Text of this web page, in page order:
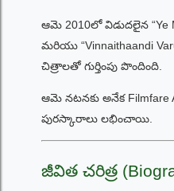
ఆమె 2010లో విడుదలైన “Ye
మరియు “Vinnaithaandi
చిత్రాలతో గుర్తింపు పొందింది.
ఆమె నటనకు అనేక
పురస్కారాలు లభించాయి.
జీవిత చరిత్ర